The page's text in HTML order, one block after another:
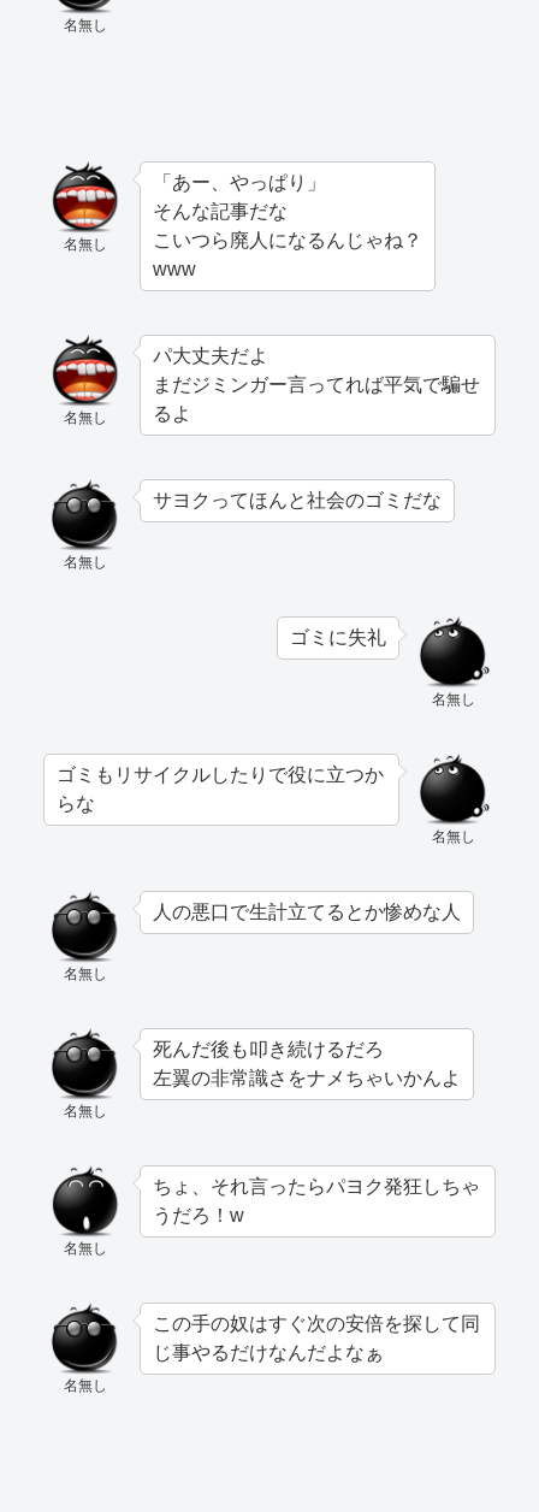
名無し
名無し
「あー、やっぱり」
そんな記事だな
こいつら廃人になるんじゃね？
www
名無し
パ大丈夫だよ
まだジミンガー言ってれば平気で騙せ
るよ
名無し
サヨクってほんと社会のゴミだな
名無し
ゴミに失礼
名無し
ゴミもリサイクルしたりで役に立つか
らな
名無し
人の悪口で生計立てるとか惨めな人
名無し
死んだ後も叩き続けるだろ
左翼の非常識さをナメちゃいかんよ
名無し
ちょ、それ言ったらパヨク発狂しちゃ
うだろ！w
名無し
この手の奴はすぐ次の安倍を探して同
じ事やるだけなんだよなぁ